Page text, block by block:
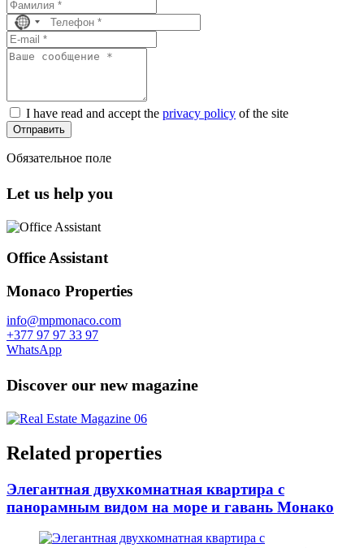
No
country
selected
I have read and accept the privacy policy of the site
Отправить
Обязательное поле
Let us help you
Office Assistant
Monaco Properties
info@mpmonaco.com
+377 97 97 33 97
WhatsApp
Discover our new magazine
Related properties
Элегантная двухкомнатная квартира с
панорамным видом на море и гавань Монако